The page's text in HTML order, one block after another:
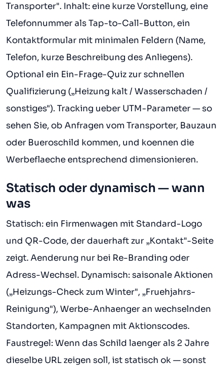
Transporter". Inhalt: eine kurze Vorstellung, eine
Telefonnummer als Tap-to-Call-Button, ein
Kontaktformular mit minimalen Feldern (Name,
Telefon, kurze Beschreibung des Anliegens).
Optional ein Ein-Frage-Quiz zur schnellen
Qualifizierung („Heizung kalt / Wasserschaden /
sonstiges"). Tracking ueber UTM-Parameter — so
sehen Sie, ob Anfragen vom Transporter, Bauzaun
oder Bueroschild kommen, und koennen die
Werbeflaeche entsprechend dimensionieren.
Statisch oder dynamisch — wann
was
Statisch: ein Firmenwagen mit Standard-Logo
und QR-Code, der dauerhaft zur „Kontakt"-Seite
zeigt. Aenderung nur bei Re-Branding oder
Adress-Wechsel. Dynamisch: saisonale Aktionen
(„Heizungs-Check zum Winter", „Fruehjahrs-
Reinigung"), Werbe-Anhaenger an wechselnden
Standorten, Kampagnen mit Aktionscodes.
Faustregel: Wenn das Schild laenger als 2 Jahre
dieselbe URL zeigen soll, ist statisch ok — sonst